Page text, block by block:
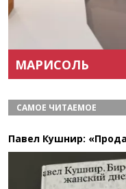
МАРИСОЛЬ
САМОЕ ЧИТАЕМОЕ
Павел Кушнир: